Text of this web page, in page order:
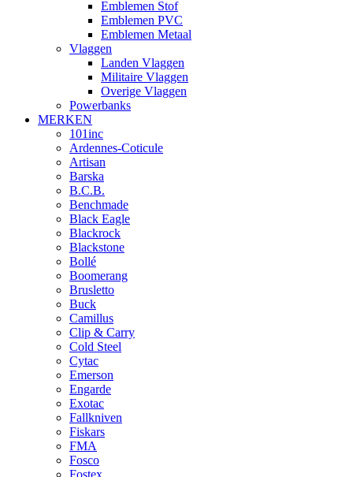
Emblemen Stof
Emblemen PVC
Emblemen Metaal
Vlaggen
Landen Vlaggen
Militaire Vlaggen
Overige Vlaggen
Powerbanks
MERKEN
101inc
Ardennes-Coticule
Artisan
Barska
B.C.B.
Benchmade
Black Eagle
Blackrock
Blackstone
Bollé
Boomerang
Brusletto
Buck
Camillus
Clip & Carry
Cold Steel
Cytac
Emerson
Engarde
Exotac
Fallkniven
Fiskars
FMA
Fosco
Fostex